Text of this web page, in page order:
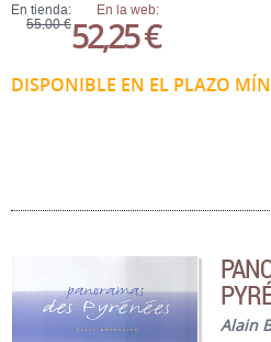
En tienda:
55,00 €
En la web:
52,25 €
DISPONIBLE EN EL PLAZO
Alain